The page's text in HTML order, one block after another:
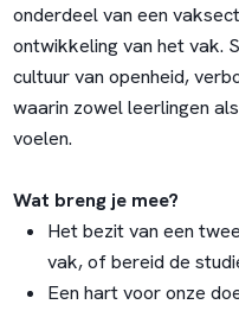
onderdeel van een
ontwikkeling van het vak.
cultuur van openheid,
waarin zowel leerlingen
voelen.
Wat breng je mee?
Het bezit van een
vak, of bereid de
Een hart voor onze